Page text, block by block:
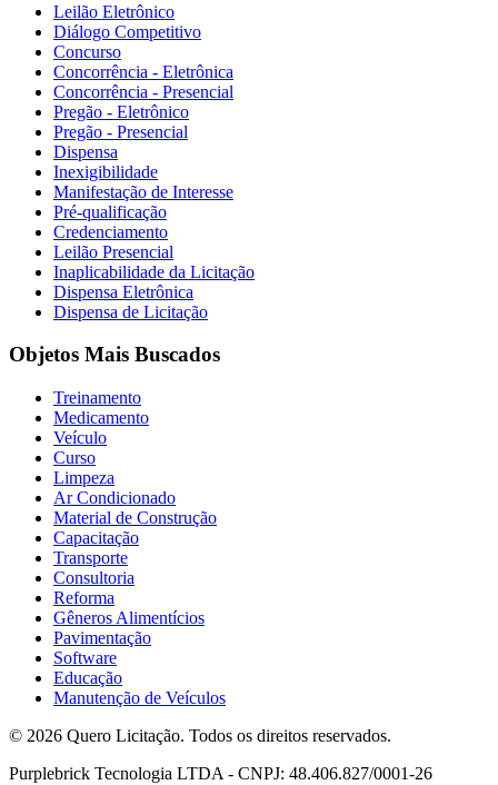
Leilão Eletrônico
Diálogo Competitivo
Concurso
Concorrência - Eletrônica
Concorrência - Presencial
Pregão - Eletrônico
Pregão - Presencial
Dispensa
Inexigibilidade
Manifestação de Interesse
Pré-qualificação
Credenciamento
Leilão Presencial
Inaplicabilidade da Licitação
Dispensa Eletrônica
Dispensa de Licitação
Objetos Mais Buscados
Treinamento
Medicamento
Veículo
Curso
Limpeza
Ar Condicionado
Material de Construção
Capacitação
Transporte
Consultoria
Reforma
Gêneros Alimentícios
Pavimentação
Software
Educação
Manutenção de Veículos
© 2026 Quero Licitação. Todos os direitos reservados.
Purplebrick Tecnologia LTDA - CNPJ: 48.406.827/0001-26